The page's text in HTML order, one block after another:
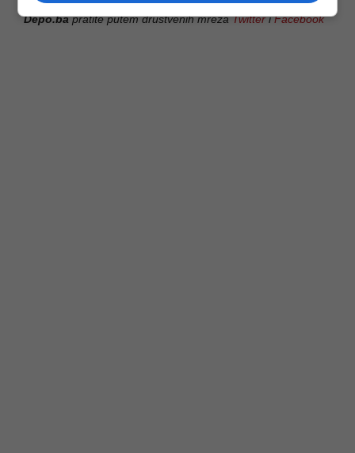
Depo.bapratite putem društvenih mrežaTwitteriFacebook